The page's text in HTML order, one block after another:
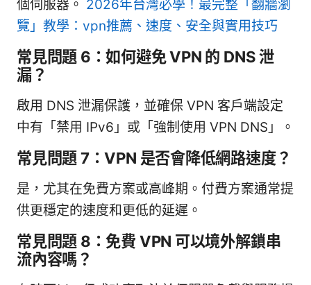
個伺服器。 2026年台灣必學！最完整「翻牆瀏
覽」教學：vpn推薦、速度、安全與實用技巧
常見問題 6：如何避免 VPN 的 DNS 泄
漏？
啟用 DNS 泄漏保護，並確保 VPN 客戶端設定
中有「禁用 IPv6」或「強制使用 VPN DNS」。
常見問題 7：VPN 是否會降低網路速度？
是，尤其在免費方案或高峰期。付費方案通常提
供更穩定的速度和更低的延遲。
常見問題 8：免費 VPN 可以境外解鎖串
流內容嗎？